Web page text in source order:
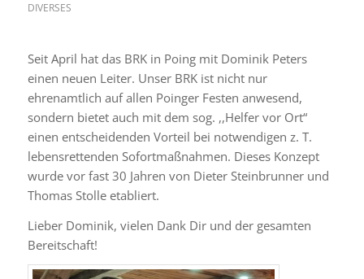
DIVERSES
Seit April hat das BRK in Poing mit Dominik Peters
einen neuen Leiter. Unser BRK ist nicht nur
ehrenamtlich auf allen Poinger Festen anwesend,
sondern bietet auch mit dem sog. ,,Helfer vor Ort“
einen entscheidenden Vorteil bei notwendigen z. T.
lebensrettenden Sofortmaßnahmen. Dieses Konzept
wurde vor fast 30 Jahren von Dieter Steinbrunner und
Thomas Stolle etabliert.
Lieber Dominik, vielen Dank Dir und der gesamten
Bereitschaft!